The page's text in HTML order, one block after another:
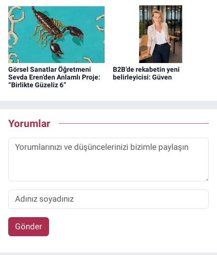
Görsel Sanatlar Öğretmeni
Sevda Eren’den Anlamlı Proje:
“Birlikte Güzeliz 6”
B2B’de rekabetin yeni
belirleyicisi: Güven
Yorumlar
Gönder